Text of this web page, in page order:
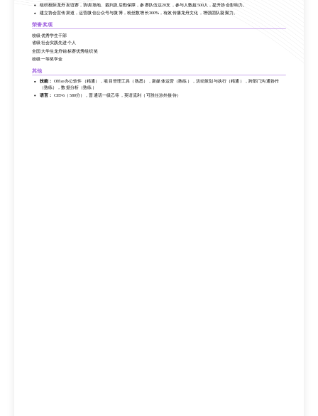
省级社会实践先进个人
全国大学生龙舟锦标赛优秀组织奖
技能： Office办公软件（精通），项目管理工具（熟悉），新媒体运营（熟练），活动策划与执行（精通），跨部门沟通协作
（熟练），数据分析（熟练）
语言： CET-6（580分），普通话一级乙等，英语流利（可胜任涉外接待）
组织校际龙舟友谊赛，协调场地、裁判及后勤保障，参赛队伍达20支，参与人数超500人，提升协会影响力。
建立协会宣传渠道，运营微信公众号与微博，粉丝数增长300%，有效传播龙舟文化，增强团队凝聚力。
荣誉奖项
校级优秀学生干部
省级社会实践先进个人
全国大学生龙舟锦标赛优秀组织奖
校级一等奖学金
其他
技能： Office办公软件（精通），项目管理工具（熟悉），新媒体运营（熟练），活动策划与执行（精通），跨部门沟通协作
（熟练），数据分析（熟练）
语言： CET-6（580分），普通话一级乙等，英语流利（可胜任涉外接待）